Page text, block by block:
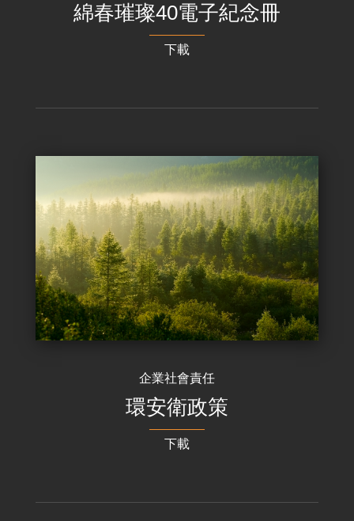
綿春璀璨40電子紀念冊
下載
企業社會責任
環安衛政策
下載